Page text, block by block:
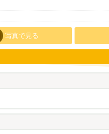
写真で見る